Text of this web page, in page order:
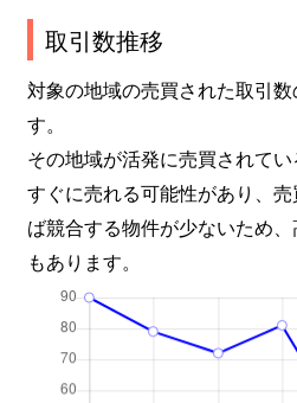
取引数推移
対象の地域の売買された取引
す。
その地域が活発に売買されて
すぐに売れる可能性があり、
ば競合する物件が少ないため
もあります。